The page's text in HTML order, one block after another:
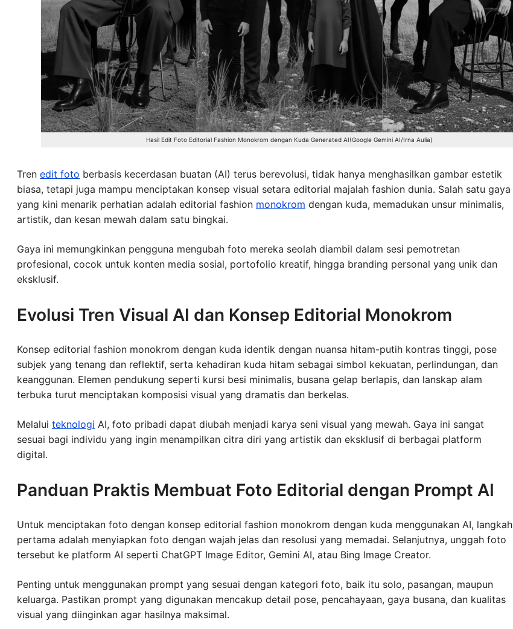
Hasil Edit Foto Editorial Fashion Monokrom dengan Kuda Generated AI(Google Gemini AI/Irna Aulia)
Tren edit foto berbasis kecerdasan buatan (AI) terus berevolusi, tidak hanya menghasilkan gambar estetik
biasa, tetapi juga mampu menciptakan konsep visual setara editorial majalah fashion dunia. Salah satu gaya
yang kini menarik perhatian adalah editorial fashion monokrom dengan kuda, memadukan unsur minimalis,
artistik, dan kesan mewah dalam satu bingkai.
Gaya ini memungkinkan pengguna mengubah foto mereka seolah diambil dalam sesi pemotretan
profesional, cocok untuk konten media sosial, portofolio kreatif, hingga branding personal yang unik dan
eksklusif.
Evolusi Tren Visual AI dan Konsep Editorial Monokrom
Konsep editorial fashion monokrom dengan kuda identik dengan nuansa hitam-putih kontras tinggi, pose
subjek yang tenang dan reflektif, serta kehadiran kuda hitam sebagai simbol kekuatan, perlindungan, dan
keanggunan. Elemen pendukung seperti kursi besi minimalis, busana gelap berlapis, dan lanskap alam
terbuka turut menciptakan komposisi visual yang dramatis dan berkelas.
Melalui teknologi AI, foto pribadi dapat diubah menjadi karya seni visual yang mewah. Gaya ini sangat
sesuai bagi individu yang ingin menampilkan citra diri yang artistik dan eksklusif di berbagai platform
digital.
Panduan Praktis Membuat Foto Editorial dengan Prompt AI
Untuk menciptakan foto dengan konsep editorial fashion monokrom dengan kuda menggunakan AI, langkah
pertama adalah menyiapkan foto dengan wajah jelas dan resolusi yang memadai. Selanjutnya, unggah foto
tersebut ke platform AI seperti ChatGPT Image Editor, Gemini AI, atau Bing Image Creator.
Penting untuk menggunakan prompt yang sesuai dengan kategori foto, baik itu solo, pasangan, maupun
keluarga. Pastikan prompt yang digunakan mencakup detail pose, pencahayaan, gaya busana, dan kualitas
visual yang diinginkan agar hasilnya maksimal.